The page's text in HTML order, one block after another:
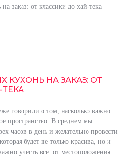
КУХОНЬ НА ЗАКАЗ: ОТ
говорили о том, насколько важно
пространство. В среднем мы
часов в день и желательно провести
будет не только красива, но и
учесть все: от местоположения